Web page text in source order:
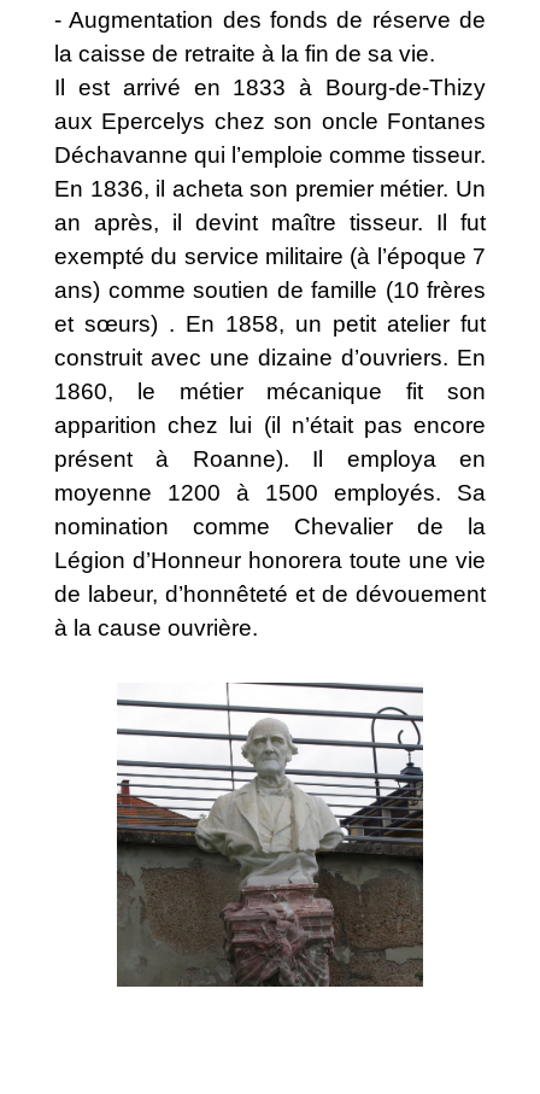
- Augmentation des fonds de réserve de
la caisse de retraite à la fin de sa vie.
Il est arrivé en 1833 à Bourg-de-Thizy
aux Epercelys chez son oncle Fontanes
Déchavanne qui l’emploie comme tisseur.
En 1836, il acheta son premier métier. Un
an après, il devint maître tisseur. Il fut
exempté du service militaire (à l’époque 7
ans) comme soutien de famille (10 frères
et sœurs) . En 1858, un petit atelier fut
construit avec une dizaine d’ouvriers. En
1860, le métier mécanique fit son
apparition chez lui (il n’était pas encore
présent à Roanne). Il employa en
moyenne 1200 à 1500 employés. Sa
nomination comme Chevalier de la
Légion d’Honneur honorera toute une vie
de labeur, d’honnêteté et de dévouement
à la cause ouvrière.